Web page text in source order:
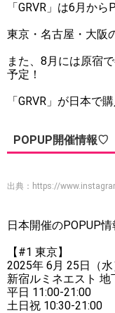
「GRVR」は6月か
東京・名古屋・大阪
また、8月には原宿
予定！
「GRVR」が日本で
POPUP開催情報♡
出典： https://
日本開催のPOPUP情
【#1 東京】
2025年 6月 25日（水
新宿ルミネエスト 地
平日 11:00-21:00
土日祝 10:30-21:00